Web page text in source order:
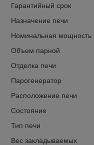
Гарантийный срок
Назначение печи
Номинальная мощность
Объем парной
Отделка печи
Парогенератор
Расположение печи
Состояние
Тип печи
Вес закладываемых